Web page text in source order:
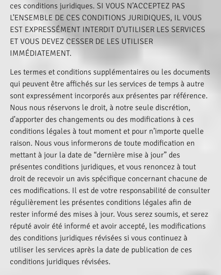
ces conditions juridiques. SI VOUS N’ACCEPTEZ PAS
L’ENSEMBLE DE CES CONDITIONS JURIDIQUES, IL VOUS
EST EXPRESSÉMENT INTERDIT D’UTILISER LES SERVICES
ET VOUS DEVEZ CESSER DE LES UTILISER
IMMÉDIATEMENT.
Les termes et conditions supplémentaires ou les documents
qui peuvent être affichés sur les services de temps à autre
sont expressément incorporés aux présentes par référence.
Nous nous réservons le droit, à notre seule discrétion,
d’apporter des changements ou des modifications à ces
conditions légales à tout moment et pour n’importe quelle
raison. Nous vous informerons de toute modification en
mettant à jour la date de “dernière mise à jour” des
présentes conditions juridiques, et vous renoncez à tout
droit de recevoir un avis spécifique concernant chacune de
ces modifications. Il est de votre responsabilité de consulter
régulièrement les présentes conditions légales afin de
rester informé des mises à jour. Vous serez soumis, et serez
réputé avoir été informé et avoir accepté, les modifications
des conditions juridiques révisées si vous continuez à
utiliser les services après la date de publication de ces
conditions juridiques révisées.